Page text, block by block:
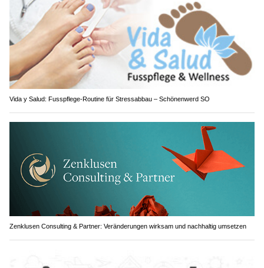
Vida y Salud: Fusspflege-Routine für Stressabbau – Schönenwerd SO
Zenklusen Consulting & Partner: Veränderungen wirksam und nachhaltig umsetzen